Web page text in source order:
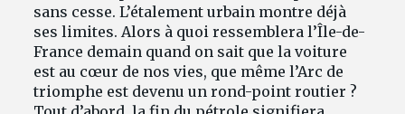
sans cesse. L’étalement urbain montre déjà
ses limites. Alors à quoi ressemblera l’Île-de-
France demain quand on sait que la voiture
est au cœur de nos vies, que même l’Arc de
triomphe est devenu un rond-point routier ?